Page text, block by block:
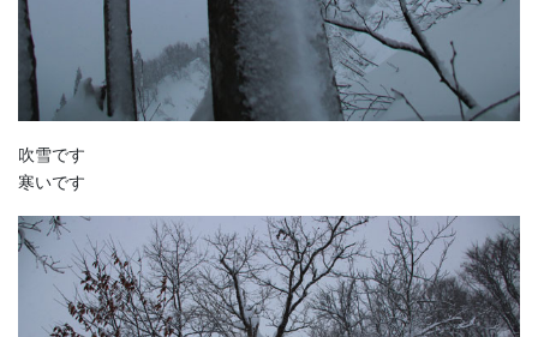
吹雪です
寒いです